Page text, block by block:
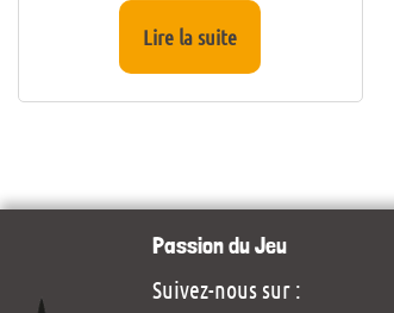
Lire la suite
Passion du Jeu
Suivez-nous sur :